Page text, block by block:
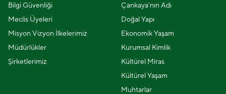
Bilgi Güvenliği
Meclis Üyeleri
Misyon Vizyon İlkelerimiz
Müdürlükler
Şirketlerimiz
Çankaya'nın Adı
Doğal Yapı
Ekonomik Yaşam
Kurumsal Kimlik
Kültürel Miras
Kültürel Yaşam
Muhtarlar